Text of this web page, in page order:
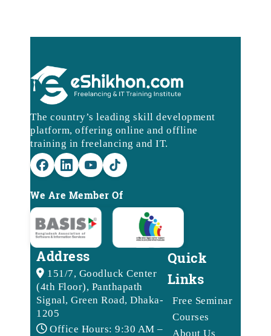
The country’s leading skill development
platform, offering online and offline
training in freelancing and IT.
We Are Member Of
Address
151/7, Goodluck Center
(4th Floor), Panthapath
Signal, Green Road, Dhaka-
1205
Office Hours: 9:30 AM –
Quick
Links
Free Seminar
Courses
About Us